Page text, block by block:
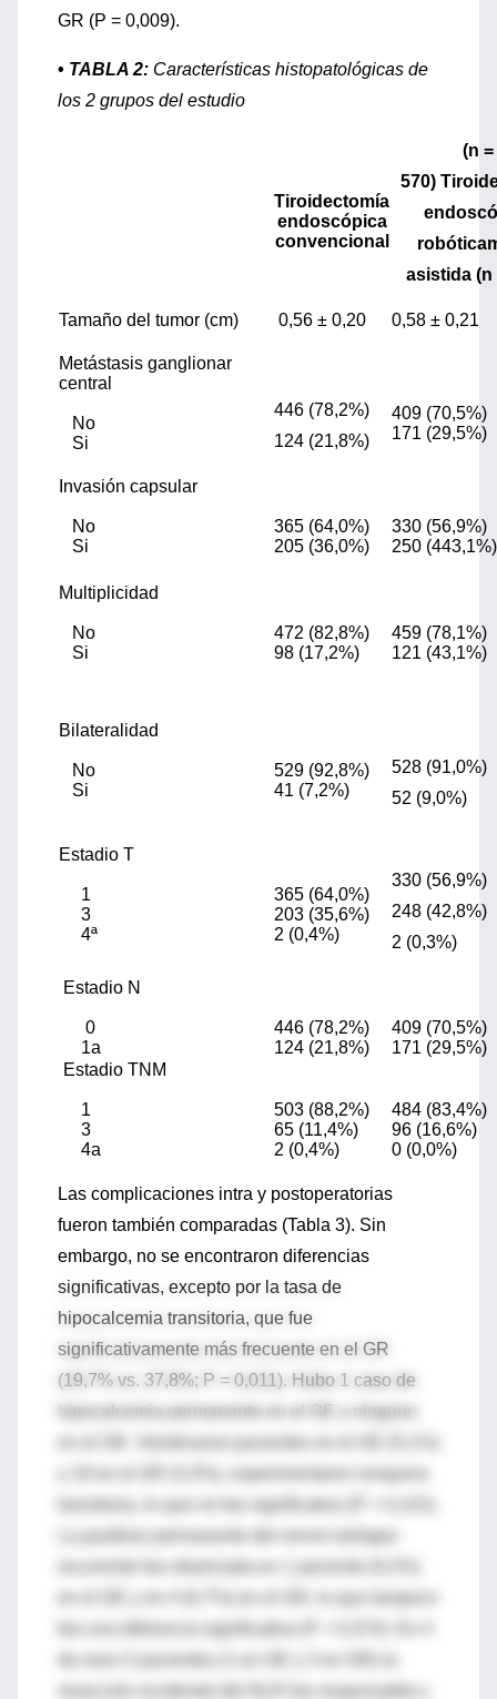
GR (P = 0,009).
• TABLA 2: Características histopatológicas de
los 2 grupos del estudio
Tiroidectomía
endoscópica
convencional
(n =
570)
asistida (n
Tamaño del tumor (cm) 0,56 ± 0,20 0,58 ± 0,21
Metástasis ganglionar
central
No
Si
446 (78,2%)
124 (21,8%)
409 (70,5%)
171 (29,5%)
Invasión capsular
No
Si
365 (64,0%)
205 (36,0%)
330 (56,9%)
250 (443,1%)
Multiplicidad
No
Si
472 (82,8%)
98 (17,2%)
459 (78,1%)
121 (43,1%)
Bilateralidad
No
Si
529 (92,8%)
41 (7,2%)
528 (91,0%)
52 (9,0%)
Estadio T
1
3
4ª
365 (64,0%)
203 (35,6%)
2 (0,4%)
330 (56,9%)
248 (42,8%)
2 (0,3%)
Estadio N
0
1a
446 (78,2%)
124 (21,8%)
409 (70,5%)
171 (29,5%)
Estadio TNM
1
3
4a
503 (88,2%)
65 (11,4%)
2 (0,4%)
484 (83,4%)
96 (16,6%)
0 (0,0%)
Las complicaciones intra y postoperatorias
fueron también comparadas (Tabla 3). Sin
embargo, no se encontraron diferencias
significativas, excepto por la tasa de
hipocalcemia transitoria, que fue
significativamente más frecuente en el GR
(19,7% vs. 37,8%; P = 0,011). Hubo 1 caso de
hipocalcemia permanente en el GE y ninguno
y 19 en el GR (3,3%), experimentaron ronquera
transitoria, lo que no fue significativo (P = 0,141).
La parálisis permanente del nervio laríngeo
en el GE y en 4 (0,7%) en el GR, lo que tampoco
fue una diferencia significativa (P = 0,374). En 4